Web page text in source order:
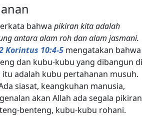
bahwa pikiran kita adalah
antara alam roh dan alam jasmani.
Korintus 10:4-5 mengatakan bahwa
dan kubu-kubu yang dibangun di
adalah kubu pertahanan musuh.
siasat, keangkuhan manusia,
akan Allah ada segala pikiran
benteng, kubu-kubu rohani.